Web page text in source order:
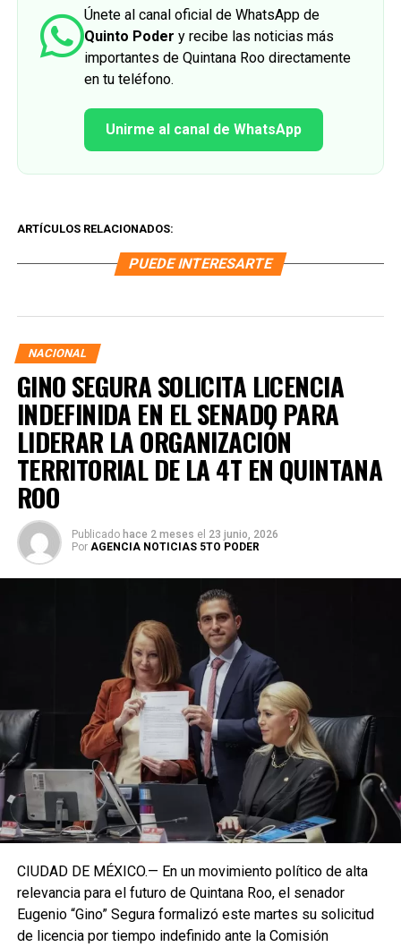
Únete al canal oficial de WhatsApp de
Quinto Poder y recibe las noticias más
importantes de Quintana Roo directamente
en tu teléfono.
Unirme al canal de WhatsApp
ARTÍCULOS RELACIONADOS:
PUEDE INTERESARTE
NACIONAL
GINO SEGURA SOLICITA LICENCIA
INDEFINIDA EN EL SENADO PARA
LIDERAR LA ORGANIZACIÓN
TERRITORIAL DE LA 4T EN QUINTANA
ROO
Publicado hace 2 meses el 23 junio, 2026
Por AGENCIA NOTICIAS 5TO PODER
CIUDAD DE MÉXICO.— En un movimiento político de alta
relevancia para el futuro de Quintana Roo, el senador
Eugenio “Gino” Segura formalizó este martes su solicitud
de licencia por tiempo indefinido ante la Comisión